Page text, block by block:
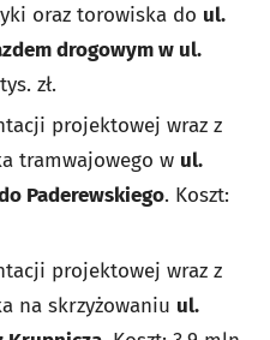
oraz torowiska do ul.
drogowym w ul.
zł.
projektowej wraz z
tramwajowego w ul.
Paderewskiego. Koszt:
projektowej wraz z
na skrzyżowaniu ul.